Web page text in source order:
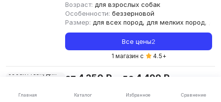
Главная Каталог Избранное Сравнение
Возраст: для взрослых собак
Особенности: беззерновой
Размер: для всех пород, для мелких пород,
Все цены2
1 магазин с 4.5+
от 4 250 ₽ до 4 499 ₽
собак Fresh, для мелких пород, ягненок,